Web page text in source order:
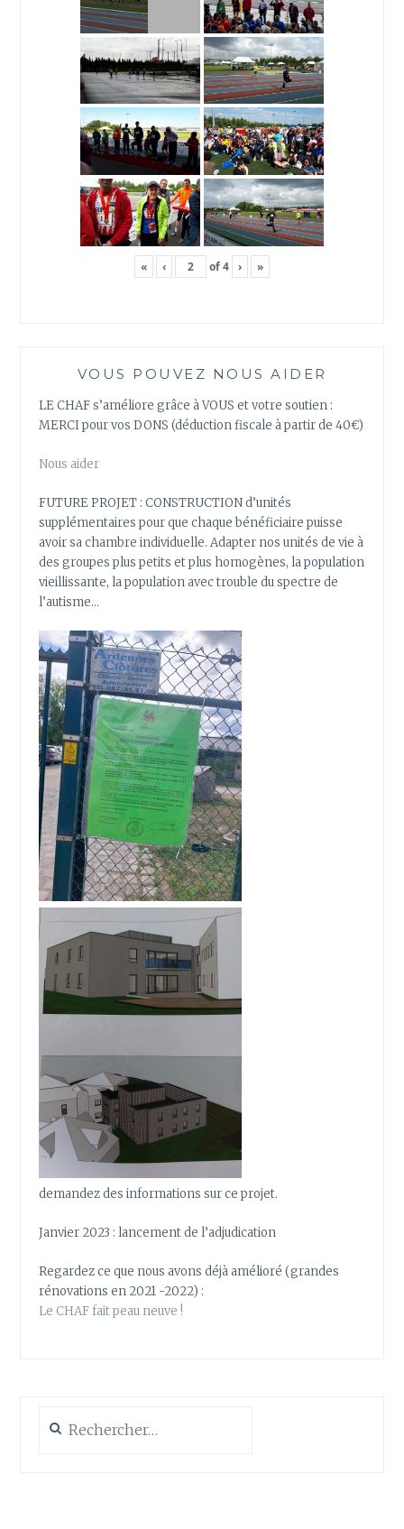
« ‹ of4 › »
VOUS POUVEZ NOUS AIDER
LE CHAF s’améliore grâce à VOUS et votre soutien :
MERCI pour vos DONS (déduction fiscale à partir de 40€)
Nous aider
FUTURE PROJET : CONSTRUCTION d’unités
supplémentaires pour que chaque bénéficiaire puisse
avoir sa chambre individuelle. Adapter nos unités de vie à
des groupes plus petits et plus homogènes, la population
vieillissante, la population avec trouble du spectre de
l’autisme…
demandez des informations sur ce projet.
Janvier 2023 : lancement de l’adjudication
Regardez ce que nous avons déjà amélioré (grandes
rénovations en 2021 -2022) :
Le CHAF fait peau neuve !